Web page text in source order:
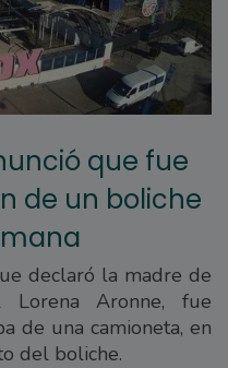
que fue
de un boliche
declaró la madre de
Aronne, fue
de una camioneta, en
del boliche.